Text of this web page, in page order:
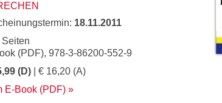
18.11.2011
Seiten
(PDF), 978-3-86200-552-9
(D) | € 16,20 (A)
E-Book (PDF)